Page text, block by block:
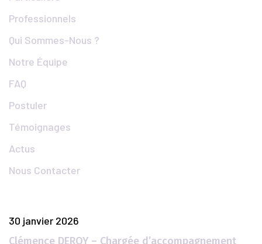
Professionnels
Qui Sommes-Nous ?
Notre Équipe
FAQ
Postuler
Témoignages
Actus
Nous Contacter
30 janvier 2026
Clémence DEROY – Chargée d’accompagnement